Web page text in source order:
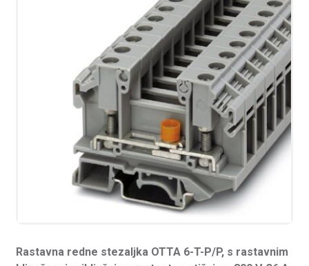
Rastavna redne stezaljka OTTA 6-T-P/P, s rastavnim